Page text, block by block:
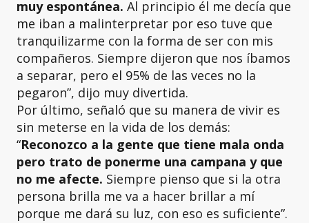
muy espontánea. Al principio él me decía que
me iban a malinterpretar por eso tuve que
tranquilizarme con la forma de ser con mis
compañeros. Siempre dijeron que nos íbamos
a separar, pero el 95% de las veces no la
pegaron”, dijo muy divertida.
Por último, señaló que su manera de vivir es
sin meterse en la vida de los demás:
“Reconozco a la gente que tiene mala onda
pero trato de ponerme una campana y que
no me afecte. Siempre pienso que si la otra
persona brilla me va a hacer brillar a mí
porque me dará su luz, con eso es suficiente”.